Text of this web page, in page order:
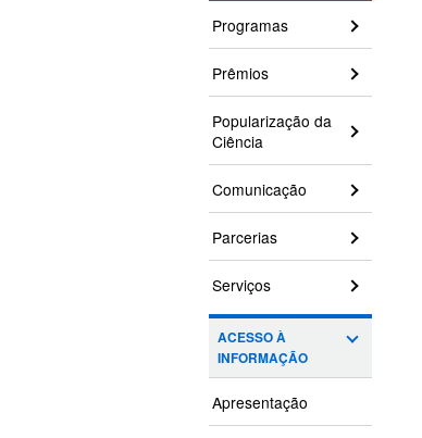
Programas
Prêmios
Popularização da
Ciência
Comunicação
Parcerias
Serviços
ACESSO À
INFORMAÇÃO
Apresentação